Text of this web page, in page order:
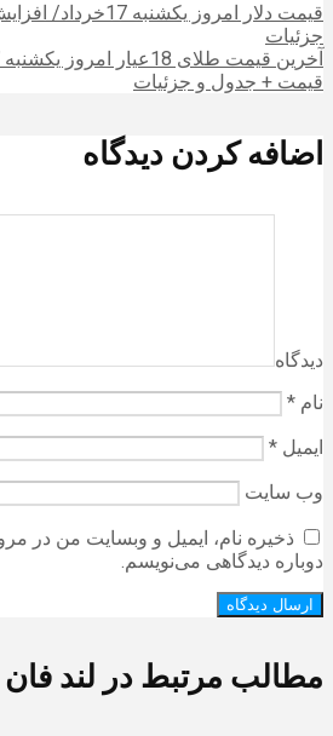
قیمت دلار امروز
جزئیات
قیمت + جدول و جزئیات
اضافه کردن دیدگاه
دیدگاه
نام *
ایمیل *
وب‌ سایت
ذخیره نام، ایمیل و وبسایت من در
دوباره دیدگاهی می‌نویسم.
مطالب مرتبط در لند فان